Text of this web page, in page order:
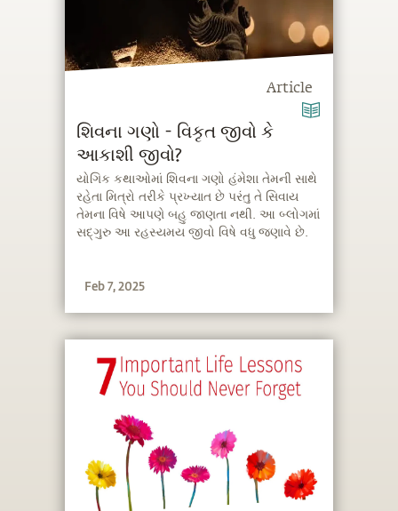
Article
શિવના ગણો - વિકૃત જીવો કે
આકાશી જીવો?
યોગિક કથાઓમાં શિવના ગણો હંમેશા તેમની સાથે
રહેતા મિત્રો તરીકે પ્રખ્યાત છે પરંતુ તે સિવાય
તેમના વિષે આપણે બહુ જાણતા નથી. આ બ્લોગમાં
સદ્‍ગુરુ આ રહસ્યમય જીવો વિષે વધુ જણાવે છે.
Feb 7, 2025